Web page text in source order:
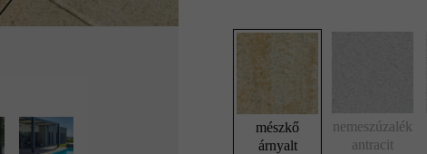
mészkő
árnyalt
nemeszúzalék
antracit